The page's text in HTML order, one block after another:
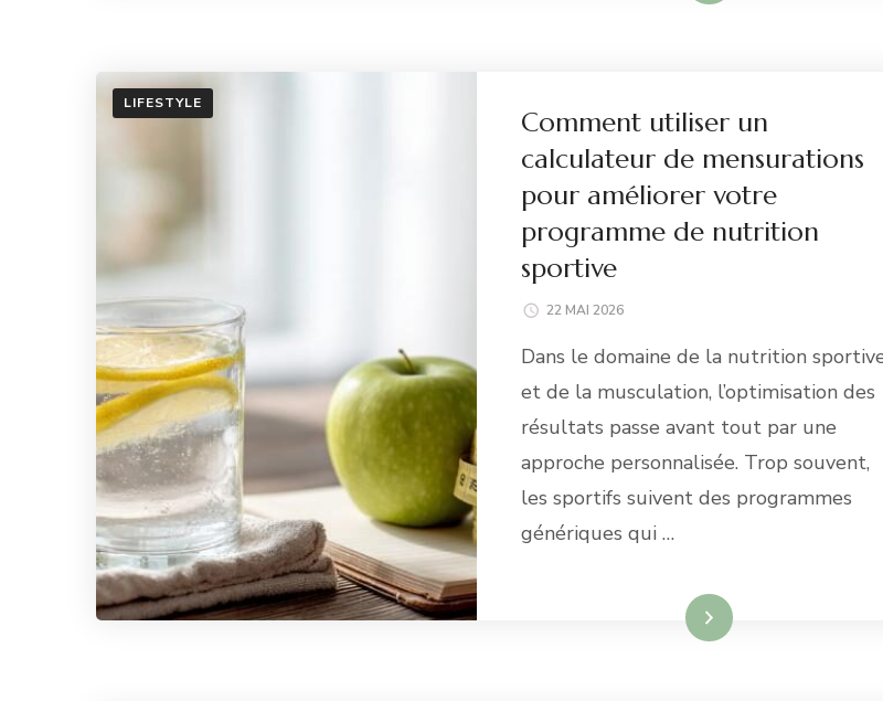
LIFESTYLE
Comment utiliser un
calculateur de mensurations
pour améliorer votre
programme de nutrition
sportive
22 MAI 2026
Dans le domaine de la nutrition
et de la musculation, l’optimisation des
résultats passe avant tout par une
approche personnalisée. Trop souvent,
les sportifs suivent des programmes
génériques qui …
Lire la suite